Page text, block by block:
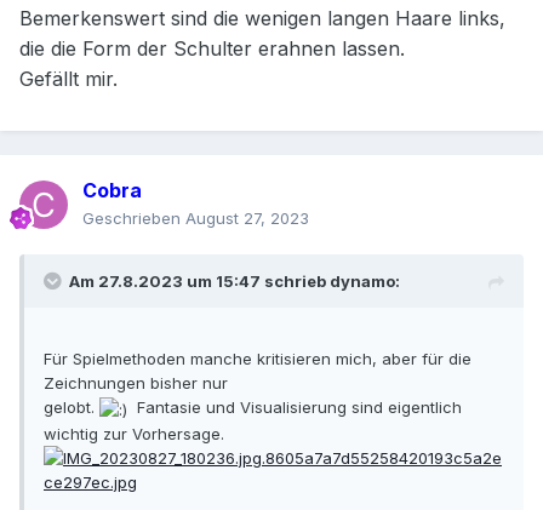
Bemerkenswert sind die wenigen langen Haare links,
die die Form der Schulter erahnen lassen.
Gefällt mir.
Cobra
Geschrieben August 27, 2023
Am 27.8.2023 um 15:47 schrieb dynamo:
Für Spielmethoden manche kritisieren mich, aber für die
Zeichnungen bisher nur
gelobt.
Fantasie und Visualisierung sind eigentlich
wichtig zur Vorhersage.